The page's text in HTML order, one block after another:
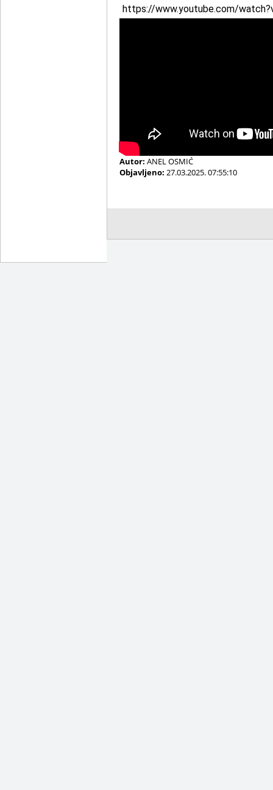
https://www.youtube.com/
Autor: ANEL OSMIĆ
Objavljeno: 27.03.2025. 07:55:10